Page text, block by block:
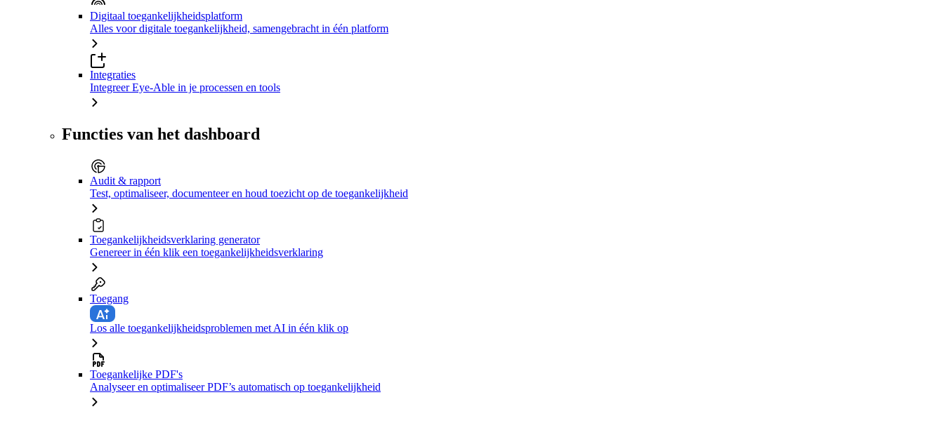
Digitaal toegankelijkheidsplatform
Alles voor digitale toegankelijkheid, samengebracht in één platform
Integraties
Integreer Eye-Able in je processen en tools
Functies van het dashboard
Audit & rapport
Test, optimaliseer, documenteer en houd toezicht op de toegankelijkheid
Toegankelijkheidsverklaring generator
Genereer in één klik een toegankelijkheidsverklaring
Toegang
Los alle toegankelijkheidsproblemen met AI in één klik op
Toegankelijke PDF's
Analyseer en optimaliseer PDF’s automatisch op toegankelijkheid